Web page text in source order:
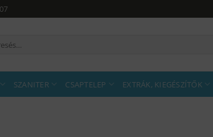
SZANITER CSAPTELEP EXTRÁK, KIEGÉSZÍTŐK